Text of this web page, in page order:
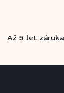
Až 5 let